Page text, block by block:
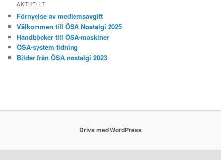
AKTUELLT
Förnyelse av medlemsavgift
Välkommen till ÖSA Nostalgi 2025
Handböcker till ÖSA-maskiner
ÖSA-system tidning
Bilder från ÖSA nostalgi 2023
Drivs med WordPress